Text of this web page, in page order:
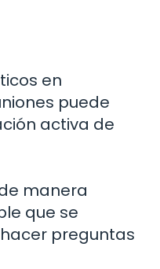
en
puede
activa de
manera
que se
preguntas